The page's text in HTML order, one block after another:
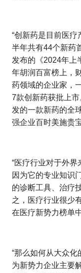
“创新药是目前医
半年共有44个新药
发布的《2024年上
年胡润百富榜上，
药领域的企业家，
7款创新药获批上
发的一款新药的全
强企业百时美施贵
“医疗行业对于外
因为它的专业知识
的诊断工具、治疗
之，医疗行业很少
在医疗新势力榜单
“那么如何从大众
为新势力企业主要